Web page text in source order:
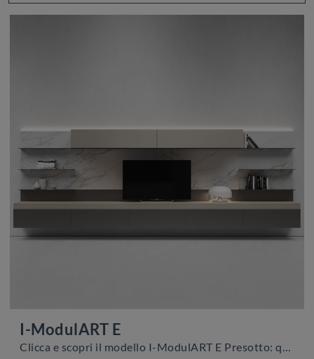
I-ModulART E
Clicca e scopri il modello I-ModulART E Presotto: questo mobile per la televisione in laccato opaco è tra le più esclusive soluzioni per il soggiorno.